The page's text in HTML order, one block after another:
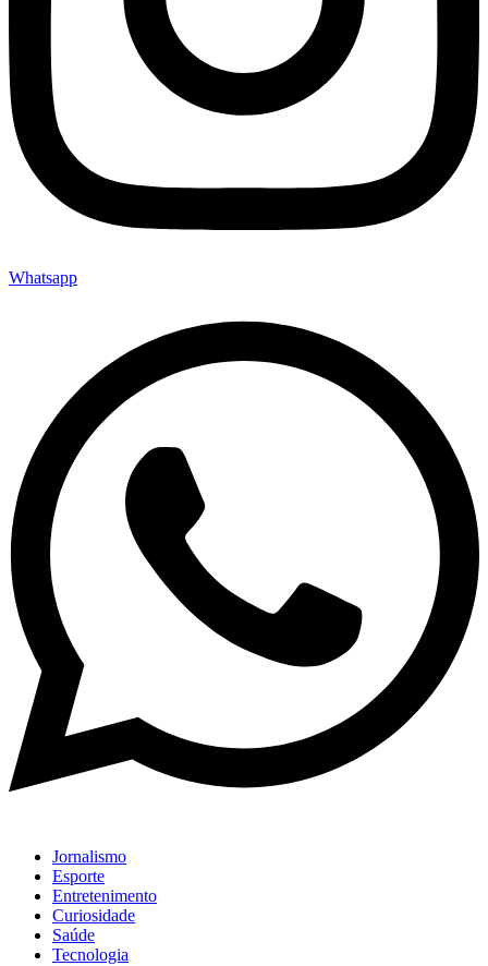
Whatsapp
Jornalismo
Esporte
Entretenimento
Curiosidade
Saúde
Tecnologia